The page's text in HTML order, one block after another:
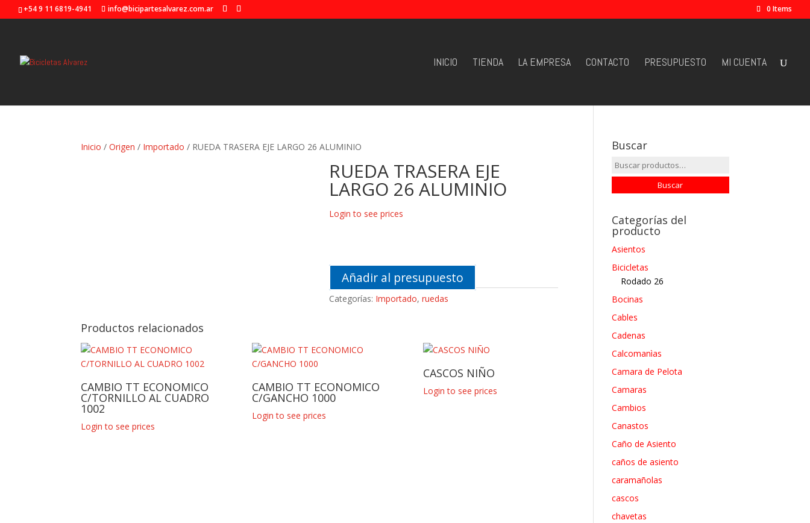
+54 9 11 6819-4941 info@bicipartesalvarez.com.ar 0 Items
INICIO TIENDA LA EMPRESA CONTACTO PRESUPUESTO MI CUENTA
Inicio /Origen / Importado / RUEDA TRASERA EJE LARGO 26 ALUMINIO
RUEDA TRASERA EJE
LARGO 26 ALUMINIO
Login to see prices
Añadir al presupuesto
Categorías: Importado,ruedas
Productos relacionados
CAMBIO TT ECONOMICO
C/TORNILLO AL CUADRO
1002
Login to see prices
CAMBIO TT ECONOMICO
C/GANCHO 1000
Login to see prices
CASCOS NIÑO
Login to see prices
Buscar
Buscar
por:
Buscar
Categorías del
producto
Asientos
Bicicletas
Rodado 26
Bocinas
Cables
Cadenas
Calcomanìas
Camara de Pelota
Camaras
Cambios
Canastos
Caño de Asiento
caños de asiento
caramañolas
cascos
chavetas